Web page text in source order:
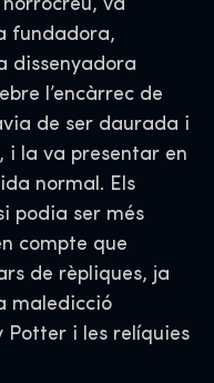
va
fundadora,
dissenyadora
l’encàrrec de
de ser daurada i
i la va presentar en
normal. Els
podia ser més
compte que
de rèpliques, ja
maledicció
i les relíquies